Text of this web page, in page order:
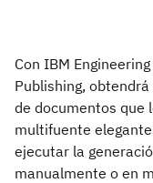
Con IBM
Publishing,
de documentos que
multifuente
ejecutar la
manualmente o en